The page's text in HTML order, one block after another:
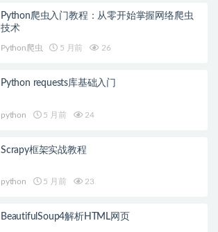
Python爬虫入门教程：从零开始掌握网络爬虫
技术
Python爬虫 5 月前 26
Python requests库基础入门
python 5 月前 24
Scrapy框架实战教程
python 5 月前 23
BeautifulSoup4解析HTML网页